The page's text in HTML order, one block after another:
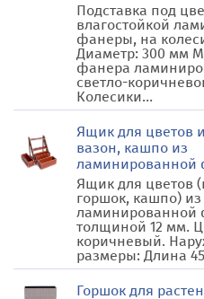
Подставка под
влагостойкой
фанеры, на
Диаметр: 300 мм
фанера
светло-
Колесики...
Ящик для цветов
вазон, кашпо из
ламинированной
Ящик для цветов
горшок, кашпо) из
ламинированной
толщиной 12 мм.
коричневый.
размеры: Длина
Горшок для